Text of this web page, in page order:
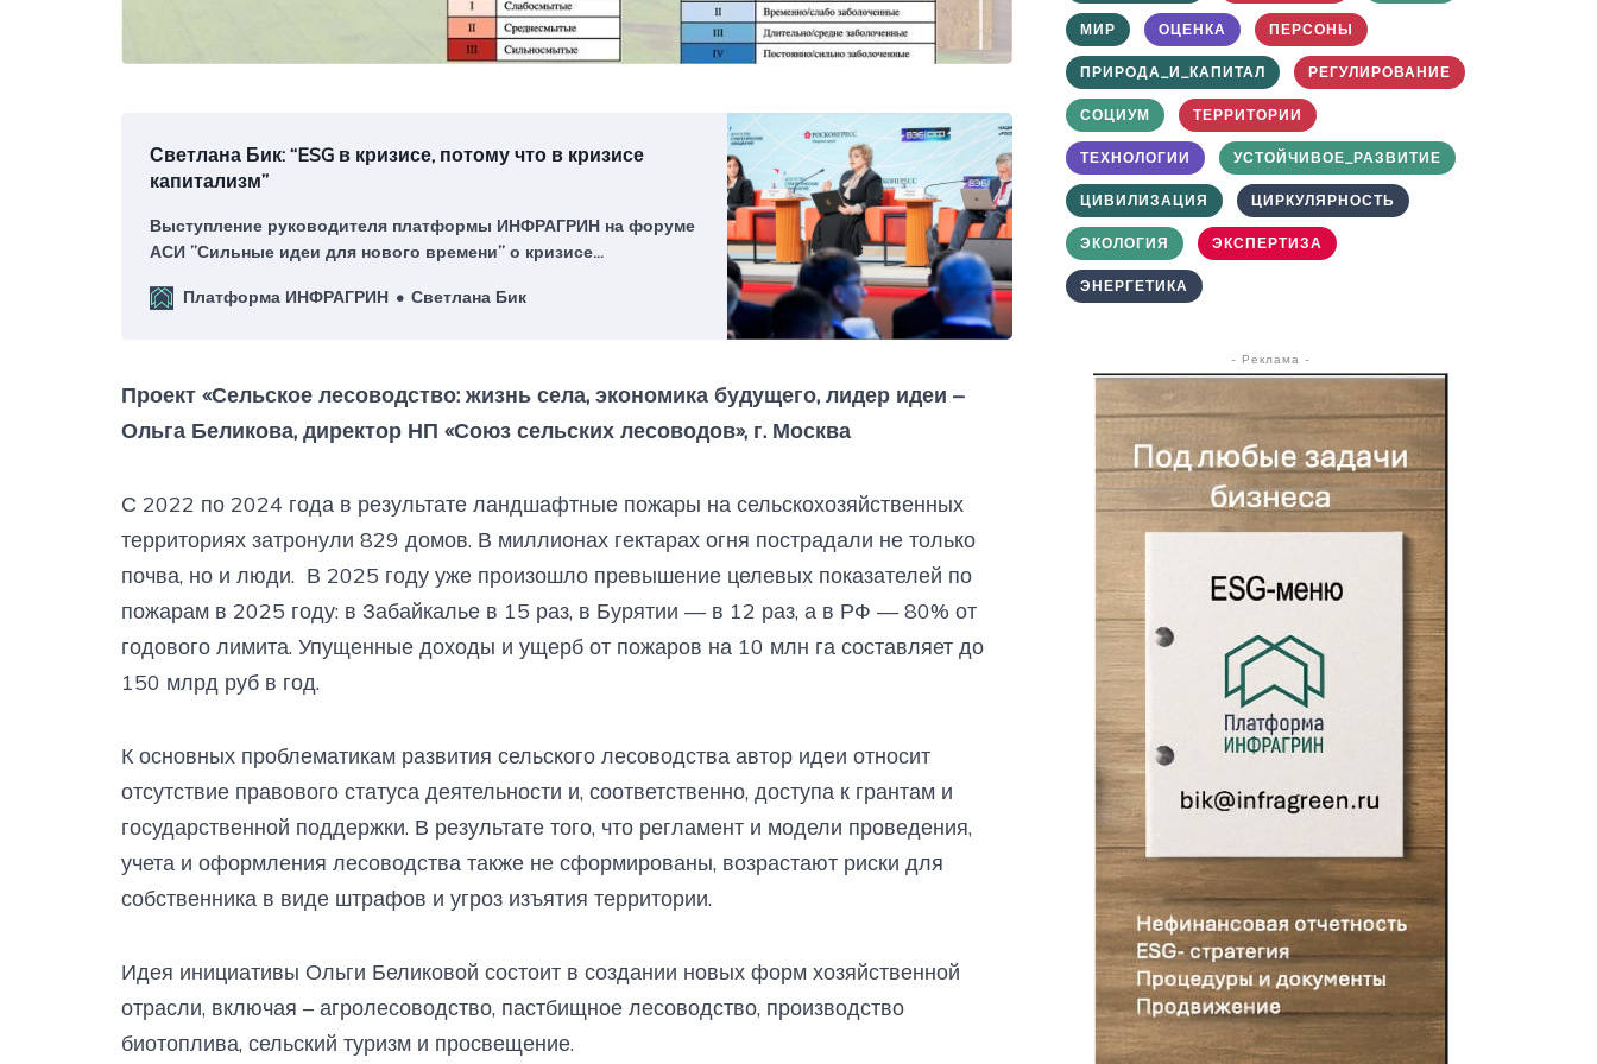
Светлана Бик: “ESG в кризисе, потому что в кризисе
капитализм”
Выступление руководителя платформы ИНФРАГРИН на форуме
АСИ ”Сильные идеи для нового времени” о кризисе
Платформа ИНФРАГРИН
Светлана Бик
Проект «Сельское лесоводство: жизнь села, экономика будущего, лидер идеи –
Ольга Беликова, директор НП «Союз сельских лесоводов», г. Москва
С 2022 по 2024 года в результате ландшафтные пожары на сельскохозяйственных
территориях затронули 829 домов. В миллионах гектарах огня пострадали не только
почва, но и люди. В 2025 году уже произошло превышение целевых показателей по
пожарам в 2025 году: в Забайкалье в 15 раз, в Бурятии — в 12 раз, а в РФ — 80% от
годового лимита. Упущенные доходы и ущерб от пожаров на 10 млн га составляет до
150 млрд руб в год.
К основных проблематикам развития сельского лесоводства автор идеи относит
отсутствие правового статуса деятельности и, соответственно, доступа к грантам и
государственной поддержки. В результате того, что регламент и модели проведения,
учета и оформления лесоводства также не сформированы, возрастают риски для
собственника в виде штрафов и угроз изъятия территории.
Идея инициативы Ольги Беликовой состоит в создании новых форм хозяйственной
отрасли, включая – агролесоводство, пастбищное лесоводство, производство
биотоплива, сельский туризм и просвещение.
МИР ОЦЕНКА ПЕРСОНЫ
ПРИРОДА_И_КАПИТАЛ РЕГУЛИРОВАНИЕ
СОЦИУМ ТЕРРИТОРИИ
ТЕХНОЛОГИИ УСТОЙЧИВОЕ_РАЗВИТИЕ
ЦИВИЛИЗАЦИЯ ЦИРКУЛЯРНОСТЬ
ЭКОЛОГИЯ ЭКСПЕРТИЗА
ЭНЕРГЕТИКА
- Реклама -